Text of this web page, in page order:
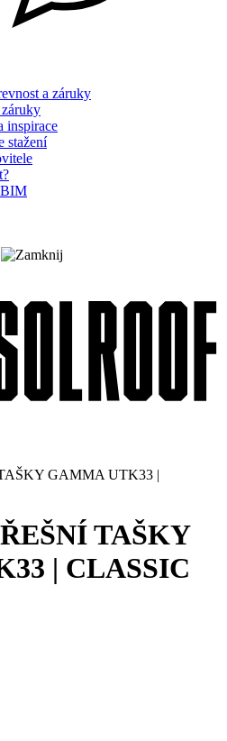
a záruky
inspirace
stažení
GAMMA UTK33 |
TAŠKY
| CLASSIC